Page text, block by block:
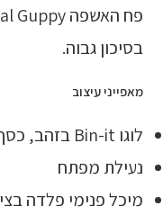
בסיכון גבוה.
מאפייני עיצוב
לוגו Bin-it בזהב, כסף, שחור או לבן
נעילת מפתח
מיכל פנימי פלדה